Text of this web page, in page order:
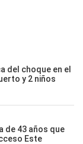
del choque en el
y 2 niños
de 43 años que
Este